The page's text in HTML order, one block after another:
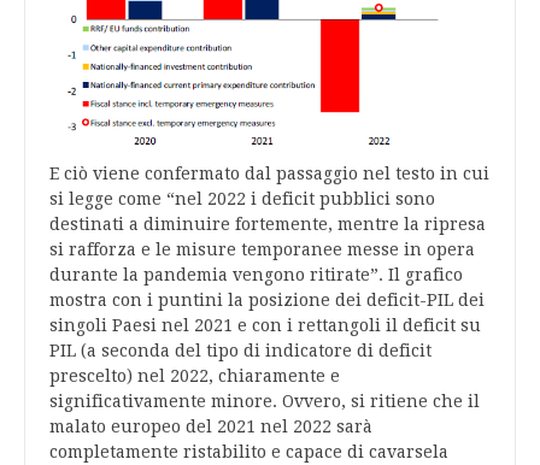
E ciò viene confermato dal passaggio nel testo in cui
si legge come “nel 2022 i deficit pubblici sono
destinati a diminuire fortemente, mentre la ripresa
si rafforza e le misure temporanee messe in opera
durante la pandemia vengono ritirate”. Il grafico
mostra con i puntini la posizione dei deficit-PIL dei
singoli Paesi nel 2021 e con i rettangoli il deficit su
PIL (a seconda del tipo di indicatore di deficit
prescelto) nel 2022, chiaramente e
significativamente minore. Ovvero, si ritiene che il
malato europeo del 2021 nel 2022 sarà
completamente ristabilito e capace di cavarsela